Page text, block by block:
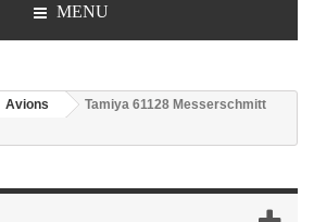
MENU
Avions
Tamiya 61128 Messerschmitt